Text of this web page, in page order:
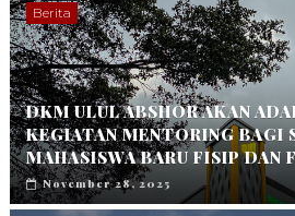
Berita
DKM ULUL ABSHOR AKAN
KEGIATAN MENTORING BAGI
MAHASISWA BARU FISIP DAN
November 28, 2025